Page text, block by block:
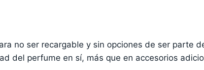
no ser recargable y sin opciones de ser parte
del perfume en sí, más que en accesorios